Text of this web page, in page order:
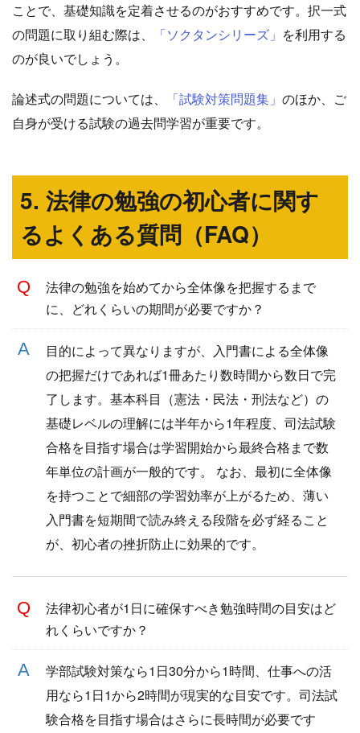
ことで、基礎知識を定着させるのがおすすめです。択一式
の問題に取り組む際は、
「ソクタンシリーズ」 を利用する
のが良いでしょう。
論述式の問題については、 「試験対策問題集」 のほか、ご
自身が受ける試験の過去問学習が重要です。
5. 法律の勉強の初心者に関す
るよくある質問（FAQ）
法律の勉強を始めてから全体像を把握するまで
に、どれくらいの期間が必要ですか？
目的によって異なりますが、入門書による全体像
の把握だけであれば1冊あたり数時間から数日で完
了します。基本科目（憲法・民法・刑法など）の
基礎レベルの理解には半年から1年程度、司法試験
合格を目指す場合は学習開始から最終合格まで数
年単位の計画が一般的です。 なお、最初に全体像
を持つことで細部の学習効率が上がるため、薄い
入門書を短期間で読み終える段階を必ず経ること
が、初心者の挫折防止に効果的です。
法律初心者が1日に確保すべき勉強時間の目安はど
れくらいですか？
学部試験対策なら1日30分から1時間、仕事への活
用なら1日1から2時間が現実的な目安です。司法試
験合格を目指す場合はさらに長時間が必要です